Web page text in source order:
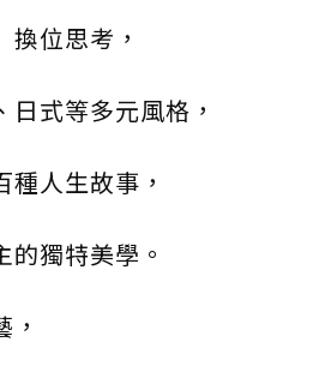
位思考，
式等多元風格，
人生故事，
的獨特美學。